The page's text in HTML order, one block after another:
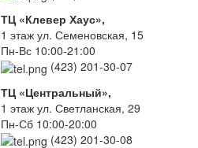
ТЦ «Клевер Хаус»,
1 этаж ул. Семеновская, 15
Пн-Вс 10:00-21:00
(423) 201-30-07
ТЦ «Центральный»,
1 этаж ул. Светланская, 29
Пн-Сб 10:00-20:00
(423) 201-30-08